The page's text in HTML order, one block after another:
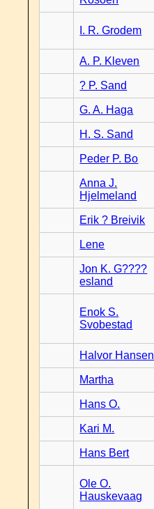
I. R. Grodem
A. P. Kleven
? P. Sand
G. A. Haga
H. S. Sand
Peder P. Bo
Anna J.
Hjelmeland
Erik ? Breivik
Lene
Jon K. G????
esland
Enok S.
Svobestad
Halvor Hansen
Martha
Hans O.
Kari M.
Hans Bert
Ole O.
Hauskevaag